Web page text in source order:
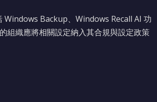
Windows Backup、Windows Recall AI 功
組織應將相關設定納入其合規與設定政策